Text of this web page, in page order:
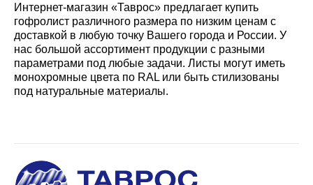
Интернет-магазин «Таврос» предлагает купить
гофролист различного размера по низким ценам с
доставкой в любую точку Вашего города и России. У
нас большой ассортимент продукции с разными
параметрами под любые задачи. Листы могут иметь
монохромные цвета по RAL или быть стилизованы
под натуральные материалы.